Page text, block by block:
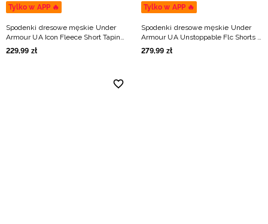
Tylko w APP 🔥
Spodenki dresowe męskie Under
Armour UA Icon Fleece Short Taping
- czarne
229,99 zł
Tylko w APP 🔥
Spodenki dresowe męskie Under
Armour UA Unstoppable Flc Shorts -
czarne
279,99 zł